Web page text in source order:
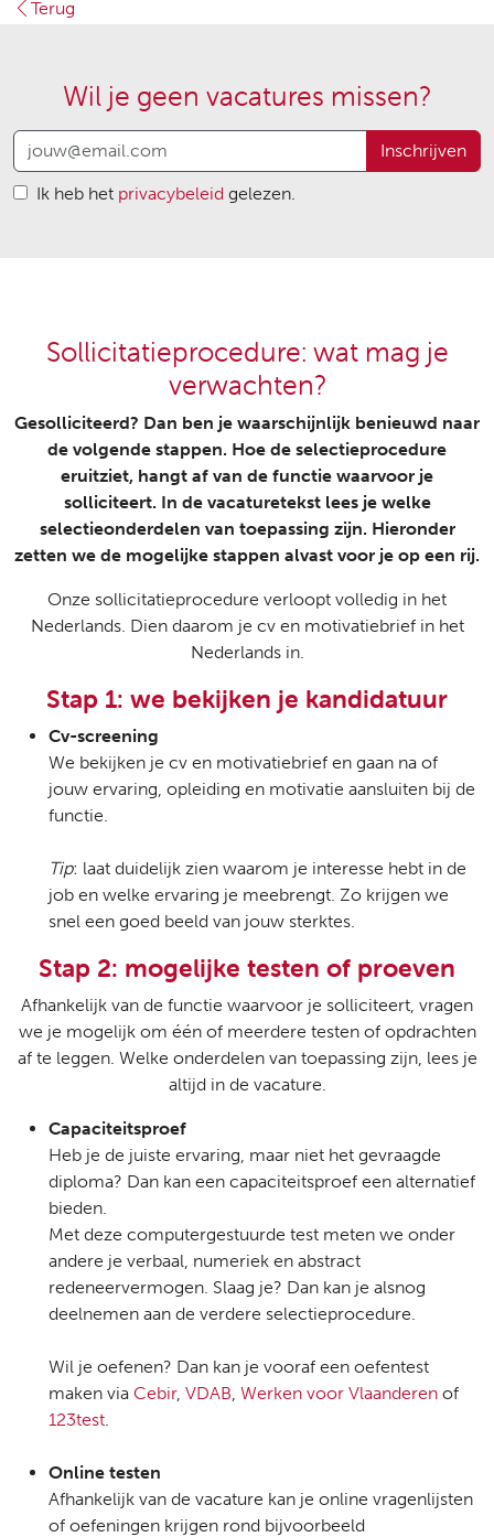
Terug
Wil je geen vacatures missen?
Inschrijven
Ik heb het privacybeleid gelezen.
Sollicitatieprocedure: wat mag je
verwachten?
Gesolliciteerd? Dan ben je waarschijnlijk benieuwd naar
de volgende stappen. Hoe de selectieprocedure
eruitziet, hangt af van de functie waarvoor je
solliciteert. In de vacaturetekst lees je welke
selectieonderdelen van toepassing zijn. Hieronder
zetten we de mogelijke stappen alvast voor je op een rij.
Onze sollicitatieprocedure verloopt volledig in het
Nederlands. Dien daarom je cv en motivatiebrief in het
Nederlands in.
Stap 1: we bekijken je kandidatuur
Cv-screening
We bekijken je cv en motivatiebrief en gaan na of
jouw ervaring, opleiding en motivatie aansluiten bij de
functie.
Tip: laat duidelijk zien waarom je interesse hebt in de
job en welke ervaring je meebrengt. Zo krijgen we
snel een goed beeld van jouw sterktes.
Stap 2: mogelijke testen of proeven
Afhankelijk van de functie waarvoor je solliciteert, vragen
we je mogelijk om één of meerdere testen of opdrachten
af te leggen. Welke onderdelen van toepassing zijn, lees je
altijd in de vacature.
Capaciteitsproef
Heb je de juiste ervaring, maar niet het gevraagde
diploma? Dan kan een capaciteitsproef een alternatief
bieden.
Met deze computergestuurde test meten we onder
andere je verbaal, numeriek en abstract
redeneervermogen. Slaag je? Dan kan je alsnog
deelnemen aan de verdere selectieprocedure.
Wil je oefenen? Dan kan je vooraf een oefentest
maken via Cebir, VDAB Werken voor Vlaanderen of
123test
Online testen
Afhankelijk van de vacature kan je online vragenlijsten
of oefeningen krijgen rond bijvoorbeeld